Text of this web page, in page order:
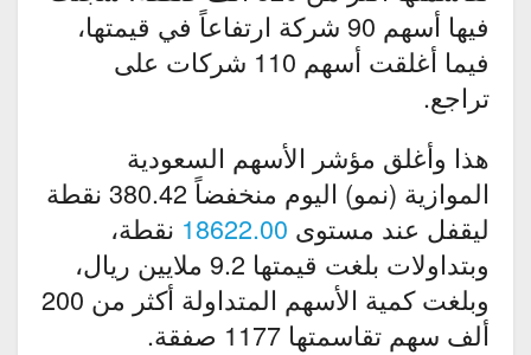
فيها أسهم 90 شركة ارتفاعاً في قيمتها،
فيما أغلقت أسهم 110 شركات على
تراجع.
هذا وأغلق مؤشر الأسهم السعودية
الموازية (نمو) اليوم منخفضاً 380.42 نقطة
ليقفل عند مستوى 18622.00 نقطة،
وبتداولات بلغت قيمتها 9.2 ملايين ريال،
وبلغت كمية الأسهم المتداولة أكثر من 200
ألف سهم تقاسمتها 1177 صفقة.